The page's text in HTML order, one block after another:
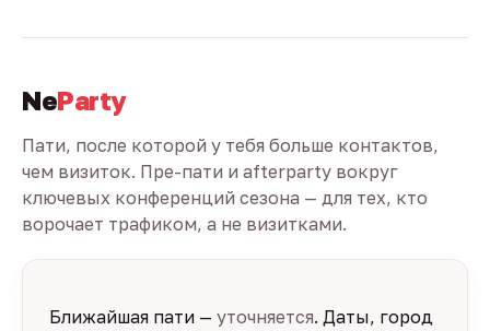
NeParty
Пати, после которой у тебя больше контактов,
чем визиток. Пре-пати и afterparty вокруг
ключевых конференций сезона — для тех, кто
ворочает трафиком, а не визитками.
Ближайшая пати — уточняется. Даты, город